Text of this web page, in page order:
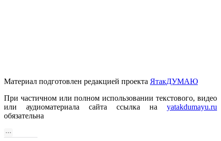
Материал подготовлен редакцией проекта ЯтакДУМАЮ
При частичном или полном использовании текстового, видео
или аудиоматериала сайта ссылка на yatakdumayu.ru
обязательна